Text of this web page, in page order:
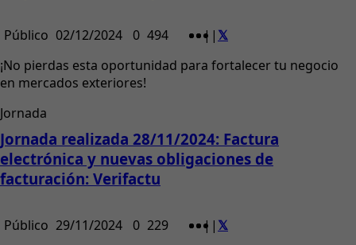
Público 02/12/2024 0 494 | |
¡No pierdas esta oportunidad para fortalecer tu negocio
en mercados exteriores!
Jornada
Jornada realizada 28/11/2024: Factura
electrónica y nuevas obligaciones de
facturación: Verifactu
Público 29/11/2024 0 229 | |